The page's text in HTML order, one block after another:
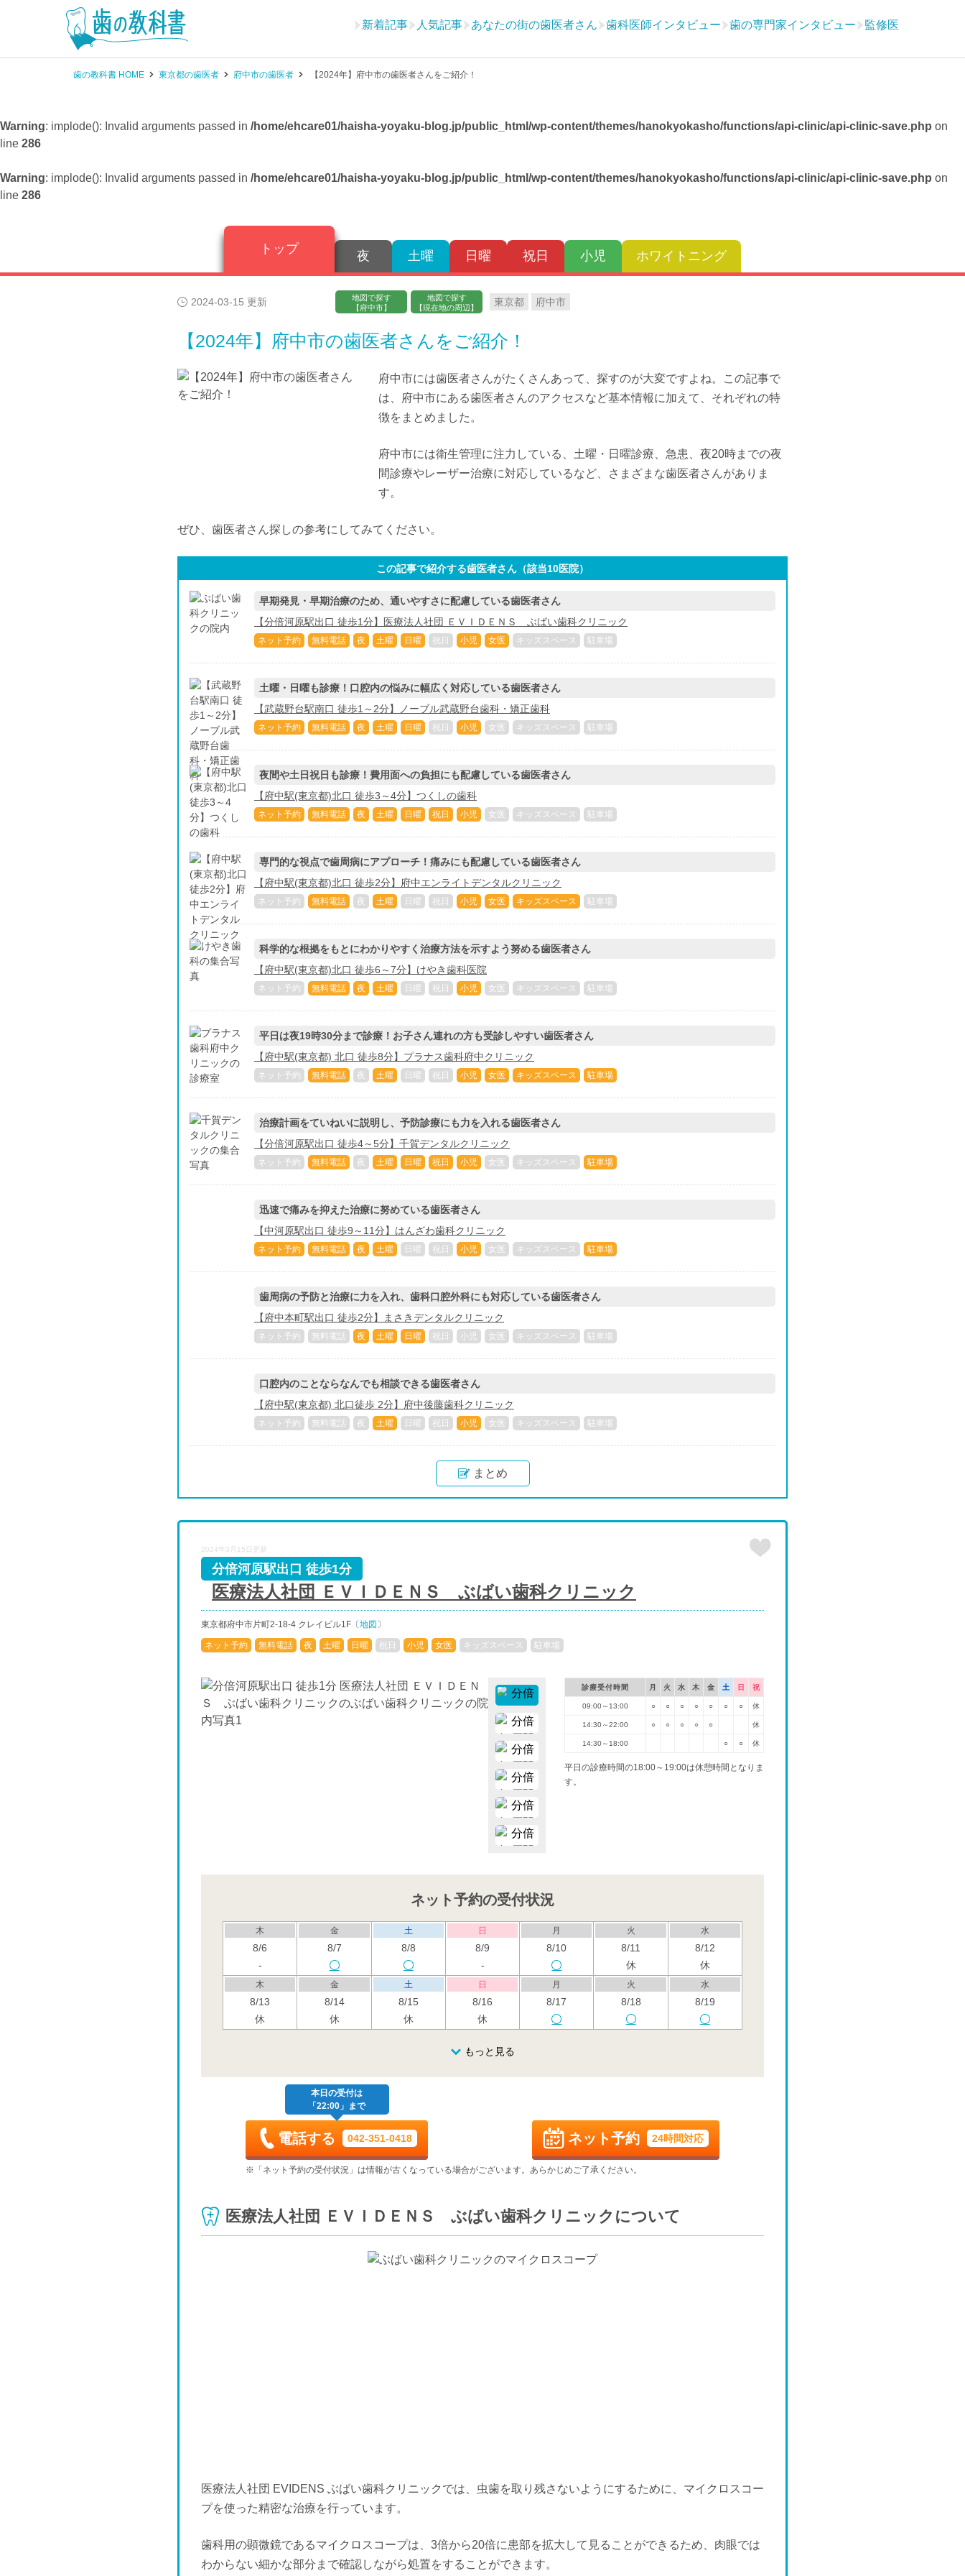
新着記事 人気記事 あなたの街の歯医者さん 歯科医師インタビュー 歯の専門家インタビュー 監修医
歯の教科書 HOME 東京都の歯医者 府中市の歯医者 【2024年】府中市の歯医者さんをご紹介！
Warning: implode(): Invalid arguments passed in /home/ehcare01/haisha-yoyaku-blog.jp/public_html/wp-content/themes/hanokyokasho/functions/api-clinic/api-clinic-save.php on
line 286
Warning: implode(): Invalid arguments passed in /home/ehcare01/haisha-yoyaku-blog.jp/public_html/wp-content/themes/hanokyokasho/functions/api-clinic/api-clinic-save.php on
line 286
トップ 夜 土曜 日曜 祝日 小児 ホワイトニング
2024-03-15 更新
地図で探す
【府中市】
地図で探す
【現在地の周辺】
東京都 府中市
【2024年】府中市の歯医者さんをご紹介！
府中市には歯医者さんがたくさんあって、探すのが大変ですよね。この記事で
は、府中市にある歯医者さんのアクセスなど基本情報に加えて、それぞれの特
徴をまとめました。
府中市には衛生管理に注力している、土曜・日曜診療、急患、夜20時までの夜
間診療やレーザー治療に対応しているなど、さまざまな歯医者さんがありま
す。
ぜひ、歯医者さん探しの参考にしてみてください。
この記事で紹介する歯医者さん（該当10医院）
早期発見・早期治療のため、通いやすさに配慮している歯医者さん
【分倍河原駅出口 徒歩1分】医療法人社団 ＥＶＩＤＥＮＳ ぶばい歯科クリニック
ネット予約 無料電話 夜 土曜 日曜 祝日 小児 女医 キッズスペース 駐車場
土曜・日曜も診療！口腔内の悩みに幅広く対応している歯医者さん
【武蔵野台駅南口 徒歩1～2分】ノーブル武蔵野台歯科・矯正歯科
ネット予約 無料電話 夜 土曜 日曜 祝日 小児 女医 キッズスペース 駐車場
夜間や土日祝日も診療！費用面への負担にも配慮している歯医者さん
【府中駅(東京都)北口 徒歩3～4分】つくしの歯科
ネット予約 無料電話 夜 土曜 日曜 祝日 小児 女医 キッズスペース 駐車場
専門的な視点で歯周病にアプローチ！痛みにも配慮している歯医者さん
【府中駅(東京都)北口 徒歩2分】府中エンライトデンタルクリニック
ネット予約 無料電話 夜 土曜 日曜 祝日 小児 女医 キッズスペース 駐車場
科学的な根拠をもとにわかりやすく治療方法を示すよう努める歯医者さん
【府中駅(東京都)北口 徒歩6～7分】けやき歯科医院
ネット予約 無料電話 夜 土曜 日曜 祝日 小児 女医 キッズスペース 駐車場
平日は夜19時30分まで診療！お子さん連れの方も受診しやすい歯医者さん
【府中駅(東京都) 北口 徒歩8分】プラナス歯科府中クリニック
ネット予約 無料電話 夜 土曜 日曜 祝日 小児 女医 キッズスペース 駐車場
治療計画をていねいに説明し、予防診療にも力を入れる歯医者さん
【分倍河原駅出口 徒歩4～5分】千賀デンタルクリニック
ネット予約 無料電話 夜 土曜 日曜 祝日 小児 女医 キッズスペース 駐車場
迅速で痛みを抑えた治療に努めている歯医者さん
【中河原駅出口 徒歩9～11分】はんざわ歯科クリニック
ネット予約 無料電話 夜 土曜 日曜 祝日 小児 女医 キッズスペース 駐車場
歯周病の予防と治療に力を入れ、歯科口腔外科にも対応している歯医者さん
【府中本町駅出口 徒歩2分】まさきデンタルクリニック
ネット予約 無料電話 夜 土曜 日曜 祝日 小児 女医 キッズスペース 駐車場
口腔内のことならなんでも相談できる歯医者さん
【府中駅(東京都) 北口徒歩 2分】府中後藤歯科クリニック
ネット予約 無料電話 夜 土曜 日曜 祝日 小児 女医 キッズスペース 駐車場
まとめ
2024年3月15日更新
医療法人社団 ＥＶＩＤＥＮＳ ぶばい歯科クリニック
分倍河原駅出口 徒歩1分
東京都府中市片町2-18-4 クレイビル1F〔地図 〕
ネット予約 無料電話 夜 土曜 日曜 祝日 小児 女医 キッズスペース 駐車場
診療受付時間 月 火 水 木 金 土 日 祝
09:00～13:00 ○ ○ ○ ○ ○ ○ ○ 休
14:30～22:00 ○ ○ ○ ○ ○ 休
14:30～18:00 ○ ○ 休
平日の診療時間の18:00～19:00は休憩時間となりま
す。
ネット予約の受付状況
木
8/6
-
金
8/7
土
8/8
日
8/9
-
月
8/10
火
8/11
休
水
8/12
休
木
8/13
休
金
8/14
休
土
8/15
休
日
8/16
休
月
8/17
火
8/18
水
8/19
8/23
-
金
8/28
-
木
9/3
金
9/4
土
9/5
月
9/7
火
9/8
水
9/9
9/10
-
9/11
-
9/12
-
9/13
-
9/14
-
9/15
-
-
土 日 月
もっと見る
本日の受付は
「22:00」まで
電話する 042-351-0418 24時間対応
ネット予約
※「ネット予約の受付状況」は情報が古くなっている場合がございます。あらかじめご了承ください。
医療法人社団 ＥＶＩＤＥＮＳ ぶばい歯科クリニックについて
医療法人社団 EVIDENS ぶばい歯科クリニックでは、虫歯を取り残さないようにするために、マイクロスコー
プを使った精密な治療を行っています。
歯科用の顕微鏡であるマイクロスコープは、3倍から20倍に患部を拡大して見ることができるため、肉眼では
わからない細かな部分まで確認しながら処置をすることができます。